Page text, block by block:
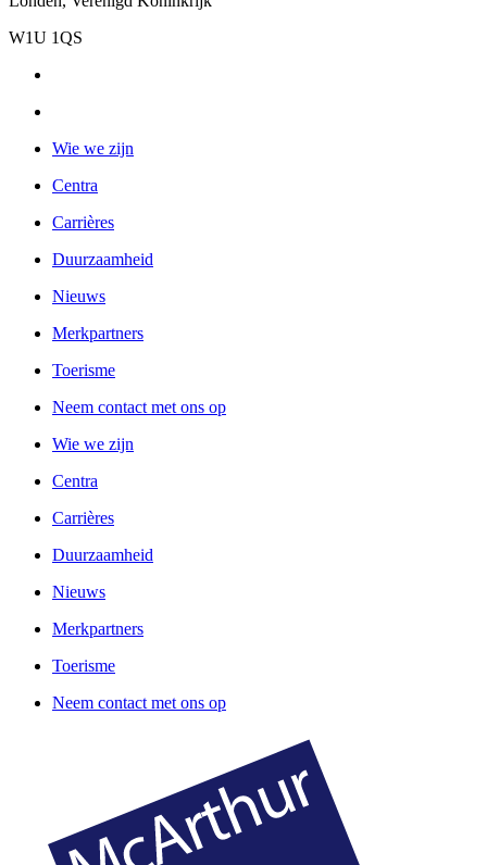
W1U 1QS
Wie we zijn
Centra
Carrières
Duurzaamheid
Nieuws
Merkpartners
Toerisme
Neem contact met ons op
Wie we zijn
Centra
Carrières
Duurzaamheid
Nieuws
Merkpartners
Toerisme
Neem contact met ons op